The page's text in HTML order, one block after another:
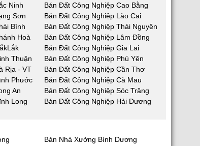
Ninh
Bán Đất Công Nghiệp Cao Bằng
Sơn
Bán Đất Công Nghiệp Lào Cai
Bình
Bán Đất Công Nghiệp Thái Nguyên
Hoà
Bán Đất Công Nghiệp Lâm Đồng
Bán Đất Công Nghiệp Gia Lai
Thuận
Bán Đất Công Nghiệp Phú Yên
Rịa - VT
Bán Đất Công Nghiệp Cần Thơ
Phước
Bán Đất Công Nghiệp Cà Mau
An
Bán Đất Công Nghiệp Sóc Trăng
Long
Bán Đất Công Nghiệp Hải Dương
Bán Nhà Xưởng Bình Dương